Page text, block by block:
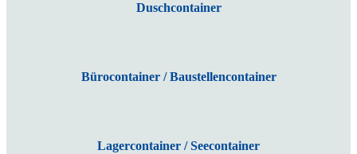
Duschcontainer
Bürocontainer / Baustellencontainer
Lagercontainer / Seecontainer